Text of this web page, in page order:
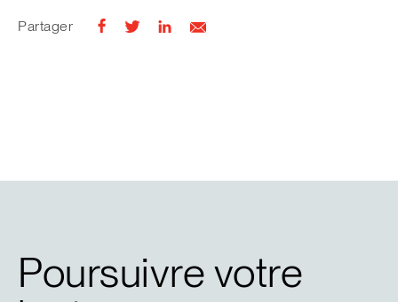
Partager
Poursuivre votre